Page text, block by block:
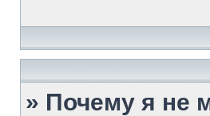
» Почему я не